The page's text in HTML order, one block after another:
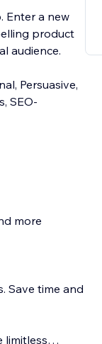
Enter a new
product
audience.
Persuasive,
SEO-
more
Save time and
limitless